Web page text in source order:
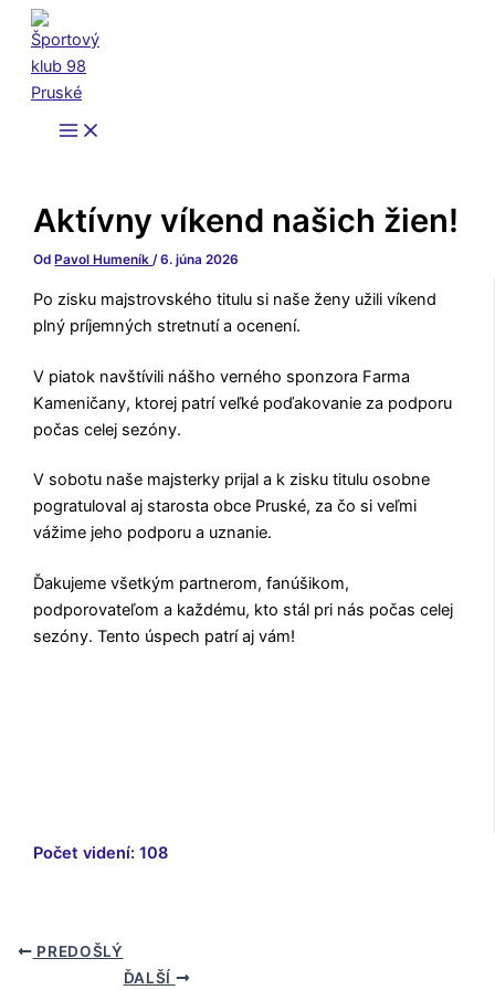
Preskočiť
obsah
Aktívny víkend našich žien!
Od Pavol Humeník/6. júna 2026
Po zisku majstrovského titulu si naše ženy užili víkend
plný príjemných stretnutí a ocenení.
V piatok navštívili nášho verného sponzora Farma
Kameničany, ktorej patrí veľké poďakovanie za podporu
počas celej sezóny.
V sobotu naše majsterky prijal a k zisku titulu osobne
pogratuloval aj starosta obce Pruské, za čo si veľmi
vážime jeho podporu a uznanie.
Ďakujeme všetkým partnerom, fanúšikom,
podporovateľom a každému, kto stál pri nás počas celej
sezóny. Tento úspech patrí aj vám!
Počet videní: 108
PREDOŠLÝ
ĎALŠÍ